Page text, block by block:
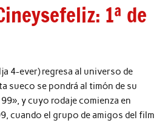
1ª de
4-ever) regresa al universo de
sueco se pondrá al timón de su
y cuyo rodaje comienza en
cuando el grupo de amigos del film